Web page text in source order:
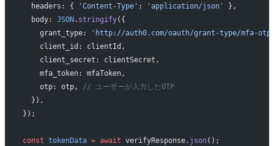
  headers: {
'Content-Type' : 'application/json'
},
  body:
JSON . stringify({
    grant_type:
'http://auth0.com/oauth/grant-type/mfa-
    client_id: clientId,
    client_secret: clientSecret,
    mfa_token: mfaToken,
    otp: otp,
// ユーザーが入力したOTP
  }),
});
const tokenData = await verifyResponse. json();